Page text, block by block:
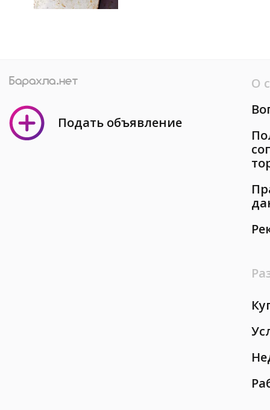
Подать объявление
О